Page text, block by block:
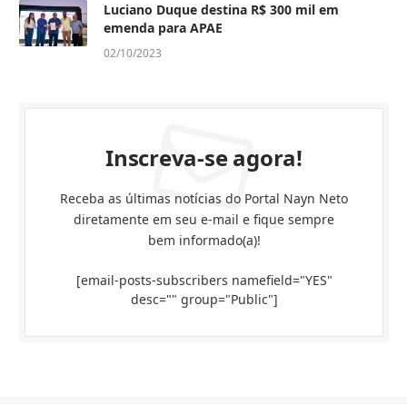
Luciano Duque destina R$ 300 mil em
emenda para APAE
02/10/2023
Inscreva-se agora!
Receba as últimas notícias do Portal Nayn Neto
diretamente em seu e-mail e fique sempre
bem informado(a)!
[email-posts-subscribers namefield="YES"
desc="" group="Public"]